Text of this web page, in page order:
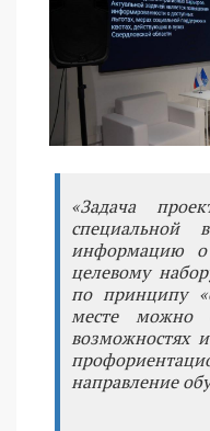
«Задача
специальной
информацию
целевому
по принципу
месте можно
возможностях
направление